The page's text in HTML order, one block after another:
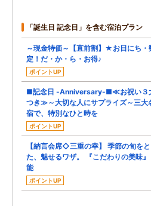
「誕生日 記念日」を含む宿泊プラン
～現金特価～【直前割】★お日にち・
定！だ・か・ら・お得♪
ポイントUP
■記念日 -Anniversary-■≪お祝い３
つき≫～大切な人にサプライズ～三大
宿で、特別なひと時を
ポイントUP
【納言会席◇三重の幸】 季節の旬をと
た、魅せるワザ。 『こだわりの美味
能
ポイントUP